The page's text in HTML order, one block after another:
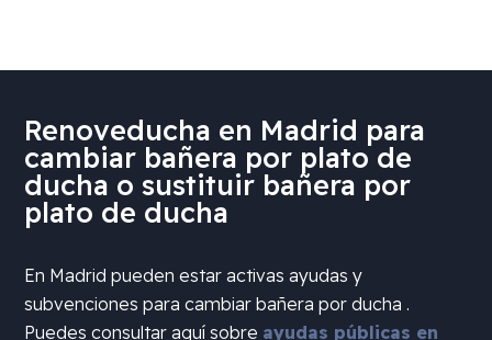
Renoveducha en Madrid para
cambiar bañera por plato de
ducha o sustituir bañera por
plato de ducha
En Madrid pueden estar activas ayudas y
subvenciones para cambiar bañera por ducha .
Puedes consultar aquí sobre ayudas públicas en